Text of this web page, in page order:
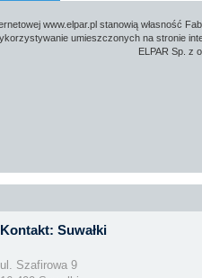
www.elpar.pl stanowią własność
umieszczonych na stronie
ELPAR Sp. z
Kontakt: Suwałki
ul. Szafirowa 9